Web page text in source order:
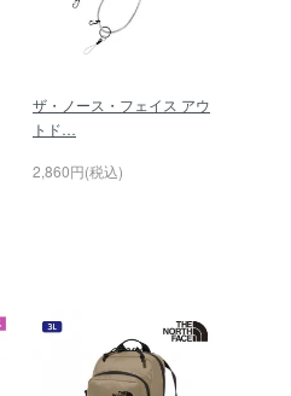
ザ・ノース・フェイス アウ
トド…
2,860円(税込)